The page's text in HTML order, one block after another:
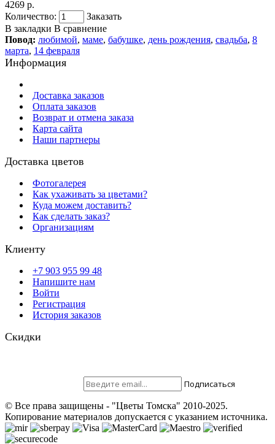
4269 р.
Количество:
Заказать
В закладки В сравнение
Повод: любимой, маме, бабушке, день рождения, свадьба, 8
марта, 14 февраля
Информация
Доставка заказов
Оплата заказов
Возврат и отмена заказа
Карта сайта
Наши партнеры
Доставка цветов
Фотогалерея
Как ухаживать за цветами?
Куда можем доставить?
Как сделать заказ?
Организациям
Клиенту
+7 903 955 99 48
Напишите нам
Войти
Регистрация
История заказов
Скидки
Подписаться
© Все права защищены - "Цветы Томска" 2010-2025.
Копирование материалов допускается с указанием источника.